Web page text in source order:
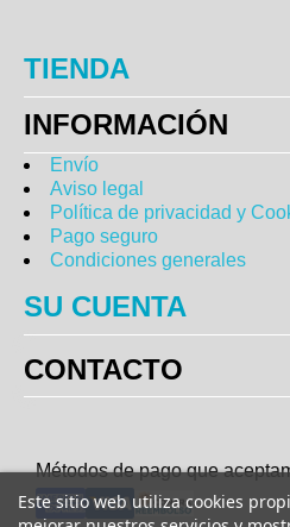
Este sitio web utiliza cookies
TIENDA
INFORMACIÓN
Envío
Aviso legal
Política de privacidad y
Pago seguro
Condiciones generales
SU CUENTA
CONTACTO
Métodos de pago que